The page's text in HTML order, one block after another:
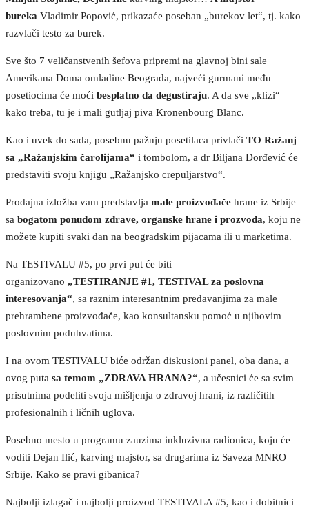
bureka Vladimir Popović, prikazaće poseban „burekov let“, tj. kako
razvlači testo za burek.
Sve što 7 veličanstvenih šefova pripremi na glavnoj bini sale
Amerikana Doma omladine Beograda, najveći gurmani među
posetiocima će moći besplatno da degustiraju. A da sve „klizi“
kako treba, tu je i mali gutljaj piva Kronenbourg Blanc.
Kao i uvek do sada, posebnu pažnju posetilaca privlači TO Ražanj
sa „Ražanjskim čarolijama“ i tombolom, a dr Biljana Đorđević će
predstaviti svoju knjigu „Ražanjsko crepuljarstvo“.
Prodajna izložba vam predstavlja male proizvođače hrane iz Srbije
sa bogatom ponudom zdrave, organske hrane i prozvoda, koju ne
možete kupiti svaki dan na beogradskim pijacama ili u marketima.
Na TESTIVALU #5, po prvi put će biti
organizovano „TESTIRANJE #1, TESTIVAL za poslovna
interesovanja“, sa raznim interesantnim predavanjima za male
prehrambene proizvođače, kao konsultansku pomoć u njihovim
poslovnim poduhvatima.
I na ovom TESTIVALU biće održan diskusioni panel, oba dana, a
ovog puta sa temom „ZDRAVA HRANA?“, a učesnici će sa svim
prisutnima podeliti svoja mišljenja o zdravoj hrani, iz različitih
profesionalnih i ličnih uglova.
Posebno mesto u programu zauzima inkluzivna radionica, koju će
voditi Dejan Ilić, karving majstor, sa drugarima iz Saveza MNRO
Srbije. Kako se pravi gibanica?
Najbolji izlagač i najbolji proizvod TESTIVALA #5, kao i dobitnici